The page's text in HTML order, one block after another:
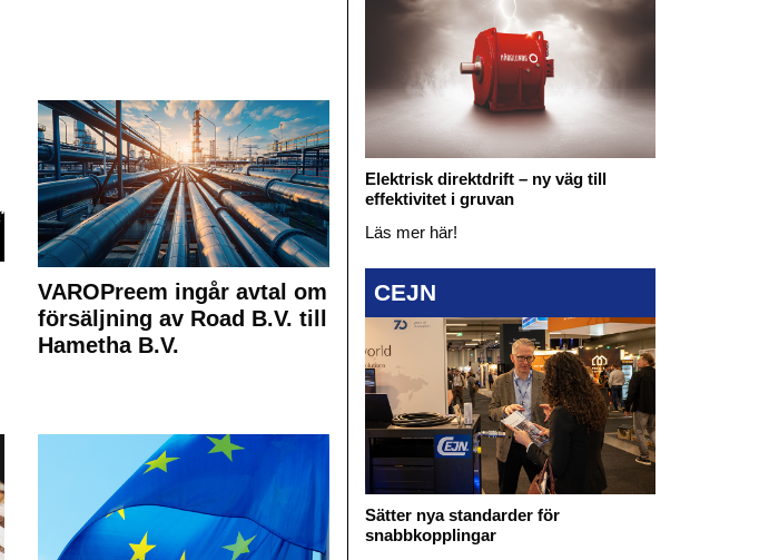
VAROPreem ingår avtal om
försäljning av Road B.V. till
Hametha B.V.
Elektrisk direktdrift – ny väg till
effektivitet i gruvan
Läs mer här!
CEJN
Sätter nya standarder för
snabbkopplingar